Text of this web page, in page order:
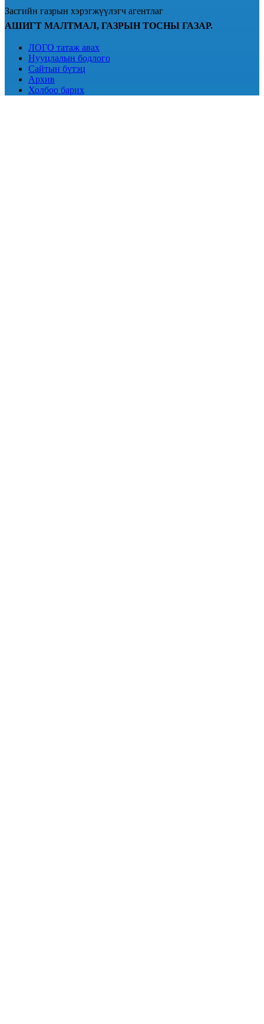
Засгийн газрын хэрэгжүүлэгч агентлаг
АШИГТ МАЛТМАЛ, ГАЗРЫН ТОСНЫ ГАЗАР.
ЛОГО татаж авах
Нууцлалын бодлого
Сайтын бүтэц
Архив
Холбоо барих